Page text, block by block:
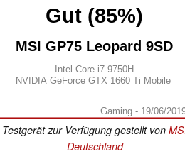
Gut (85%)
MSI GP75 Leopard 9SD
Intel Core i7-9750H
NVIDIA GeForce GTX 1660 Ti Mobile
Gaming - 19/06/
Testgerät zur Verfügung gestellt von
Deutschland